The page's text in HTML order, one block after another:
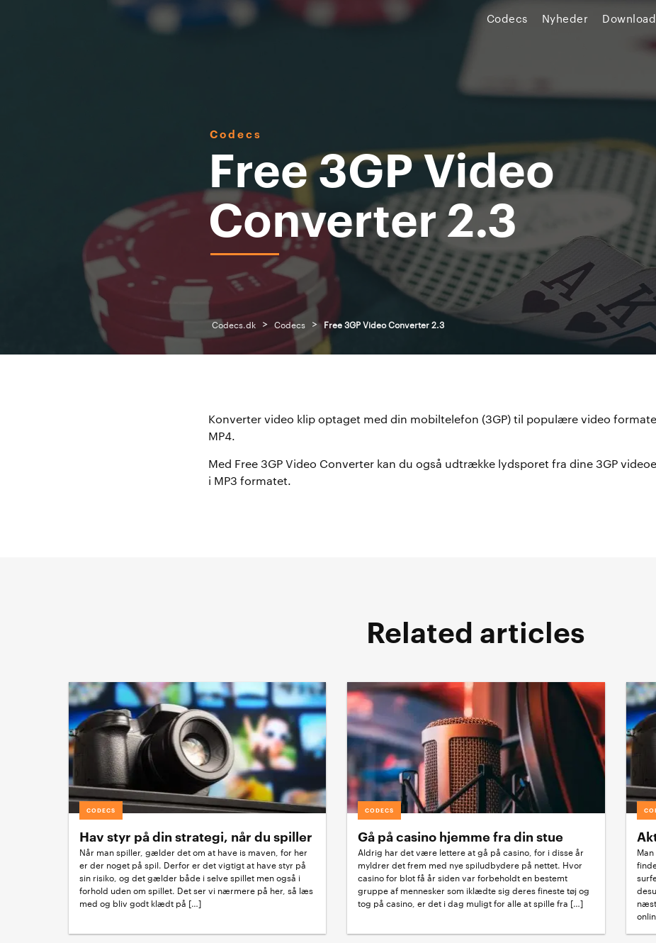
Codecs Nyheder
Codecs
Free 3GP Video
Converter 2.3
Codecs.dk > Codecs > Free 3GP Video Converter 2.3
Konverter video klip optaget med din mobiltelefon (3GP) til populære video
MP4.
Med Free 3GP Video Converter kan du også udtrække lydsporet fra dine 3GP
i MP3 formatet.
Related articles
CODECS
Hav styr på din strategi, når du spiller
Når man spiller, gælder det om at have is maven, for her
er der noget på spil. Derfor er det vigtigt at have styr på
sin risiko, og det gælder både i selve spillet men også i
forhold uden om spillet. Det ser vi nærmere på her, så læs
med og bliv godt klædt på […]
CODECS
Gå på casino hjemme fra din stue
Aldrig har det være lettere at gå på casino, for i disse år
myldrer det frem med nye spiludbydere på nettet. Hvor
casino for blot få år siden var forbeholdt en bestemt
gruppe af mennesker som iklædte sig deres fineste tøj og
tog på casino, er det i dag muligt for alle at spille fra […]